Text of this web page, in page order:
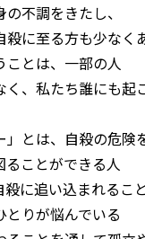
不調をきたし、
殺に至る方も少なく
とは、一部の人
く、私たち誰にも起
とは、自殺の危険
ことができる人
殺に追い込まれるこ
りが悩んでいる